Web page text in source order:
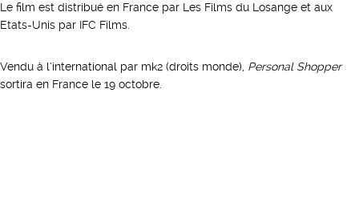
Le film est distribué en France par Les Films du Losange et aux
Etats-Unis par IFC Films.
Vendu à l’international par mk2 (droits monde), Personal Shopper
sortira en France le 19 octobre.